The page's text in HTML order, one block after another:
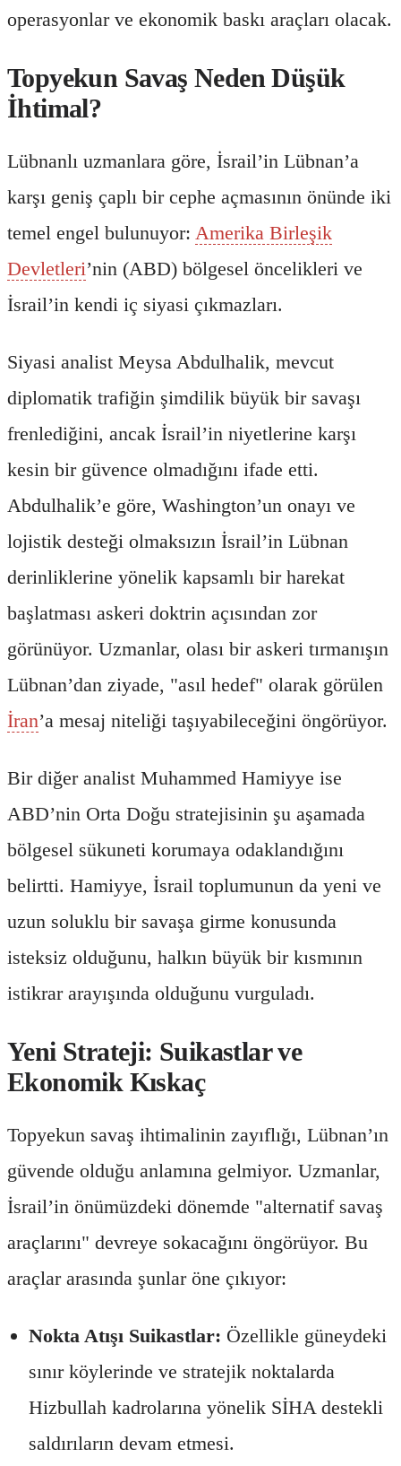
operasyonlar ve ekonomik baskı araçları olacak.
Topyekun Savaş Neden Düşük
İhtimal?
Lübnanlı uzmanlara göre, İsrail’in Lübnan’a
karşı geniş çaplı bir cephe açmasının önünde iki
temel engel bulunuyor: Amerika Birleşik
Devletleri’nin (ABD) bölgesel öncelikleri ve
İsrail’in kendi iç siyasi çıkmazları.
Siyasi analist Meysa Abdulhalik, mevcut
diplomatik trafiğin şimdilik büyük bir savaşı
frenlediğini, ancak İsrail’in niyetlerine karşı
kesin bir güvence olmadığını ifade etti.
Abdulhalik’e göre, Washington’un onayı ve
lojistik desteği olmaksızın İsrail’in Lübnan
derinliklerine yönelik kapsamlı bir harekat
başlatması askeri doktrin açısından zor
görünüyor. Uzmanlar, olası bir askeri tırmanışın
Lübnan’dan ziyade, "asıl hedef" olarak görülen
İran’a mesaj niteliği taşıyabileceğini öngörüyor.
Bir diğer analist Muhammed Hamiyye ise
ABD’nin Orta Doğu stratejisinin şu aşamada
bölgesel sükuneti korumaya odaklandığını
belirtti. Hamiyye, İsrail toplumunun da yeni ve
uzun soluklu bir savaşa girme konusunda
isteksiz olduğunu, halkın büyük bir kısmının
istikrar arayışında olduğunu vurguladı.
Yeni Strateji: Suikastlar ve
Ekonomik Kıskaç
Topyekun savaş ihtimalinin zayıflığı, Lübnan’ın
güvende olduğu anlamına gelmiyor. Uzmanlar,
İsrail’in önümüzdeki dönemde "alternatif savaş
araçlarını" devreye sokacağını öngörüyor. Bu
araçlar arasında şunlar öne çıkıyor:
Nokta Atışı Suikastlar: Özellikle güneydeki
sınır köylerinde ve stratejik noktalarda
Hizbullah kadrolarına yönelik SİHA destekli
saldırıların devam etmesi.